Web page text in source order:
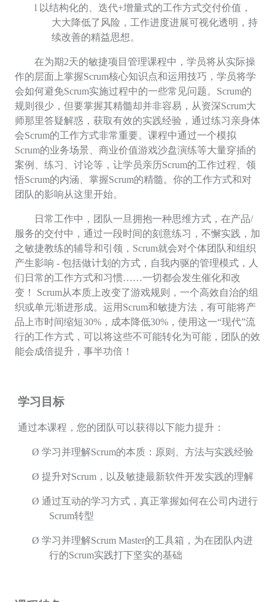
l 以结构化的、迭代+增量式的工作方式交付价值，
大大降低了风险，工作进度进展可视化透明，持
续改善的精益思想。
在为期2天的敏捷项目管理课程中，学员将从实际操
作的层面上掌握Scrum核心知识点和运用技巧，学员将学
会如何避免Scrum实施过程中的一些常见问题。 Scrum的
规则很少，但要掌握其精髓却并非容易，从资深Scrum大
师那里答疑解惑，获取有效的实践经验，通过练习亲身体
会Scrum的工作方式非常重要。课程中通过一个模拟
Scrum的业务场景、商业价值游戏沙盘演练等大量穿插的
案例、练习、讨论等，让学员亲历Scrum的工作过程、领
悟Scrum的内涵、掌握Scrum的精髓。你的工作方式和对
团队的影响从这里开始。
日常工作中，团队一旦拥抱一种思维方式，在产品/
服务的交付中，通过一段时间的刻意练习，不懈实践，加
之敏捷教练的辅导和引领， Scrum就会对个体团队和组织
产生影响 - 包括做计划的方式，自我内驱的管理模式，人
们日常的工作方式和习惯……一切都会发生催化和改
变！
Scrum从本质上改变了游戏规则，一个高效自治的组
织或单元渐进形成。运用 Scrum和敏捷方法，有可能将产
品上市时间缩短30% ，成本降低30% ，使用这一“现代”流
行的工作方式，可以将这些不可能转化为可能，团队的效
能会成倍提升，事半功倍！
学习目标
通过本课程，您的团队可以获得以下能力提升：
Ø 学习并理解Scrum的本质：原则、方法与实践经验
Ø 提升对Scrum ，以及敏捷最新软件开发实践的理解
Ø 通过互动的学习方式，真正掌握如何在公司内进行
Scrum转型
Ø 学习并理解Scrum Master的工具箱，为在团队内进
行的Scrum实践打下坚实的基础